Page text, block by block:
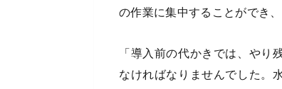
の作業に集中することができ
「導入前の代かきでは、やり
なければなりませんでした。